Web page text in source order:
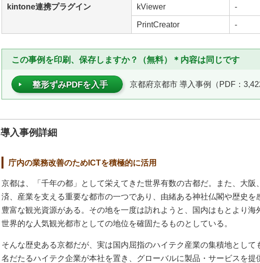
kintone連携プラグイン kViewer -
PrintCreator -
この事例を印刷、保存しますか？（無料）＊内容は同じです
整形ずみPDFを入手 京都府京都市 導入事例（PDF：
導入事例詳細
庁内の業務改善のためICTを積極的に活用
京都は、「千年の都」として栄えてきた世界有数の古都だ。また、大阪
済、産業を支える重要な都市の一つであり、由緒ある神社仏閣や歴史を
豊富な観光資源がある。その地を一度は訪れようと、国内はもとより海
世界的な人気観光都市としての地位を確固たるものとしている。
そんな歴史ある京都だが、実は国内屈指のハイテク産業の集積地として
名だたるハイテク企業が本社を置き、グローバルに製品・サービスを提